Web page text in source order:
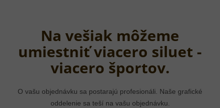
Na vešiak môžeme
umiestniť viacero siluet -
viacero športov.
O vašu objednávku sa postarajú profesionáli. Naše grafické
oddelenie sa teší na vašu objednávku.